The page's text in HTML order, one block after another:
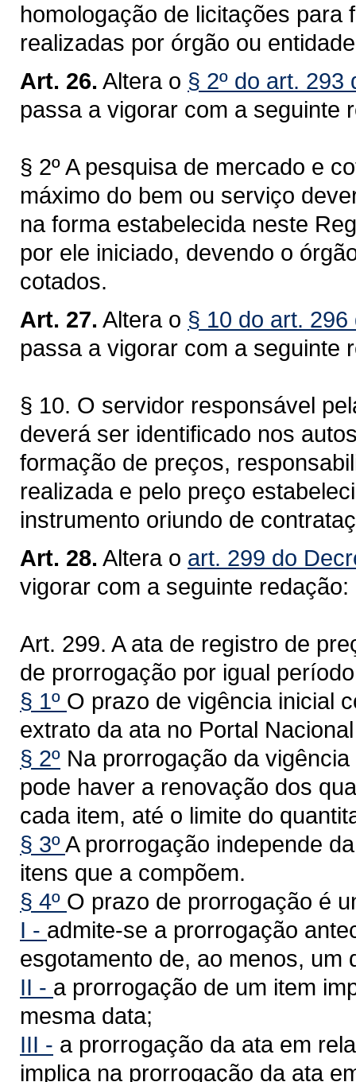
homologação de licitações
realizadas por órgão ou
Art. 26. Altera o § 2º do art. 293
passa a vigorar com a seguinte
§ 2º A pesquisa de mercado e
máximo do bem ou serviço
na forma estabelecida neste
por ele iniciado, devendo o
cotados.
Art. 27. Altera o § 10 do art. 296
passa a vigorar com a seguinte
§ 10. O servidor responsável
deverá ser identificado nos
formação de preços,
realizada e pelo preço
instrumento oriundo de
Art. 28. Altera o art. 299 do
vigorar com a seguinte redação:
Art. 299. A ata de registro de
de prorrogação por igual
§ 1º O prazo de vigência inicial
extrato da ata no Portal
§ 2º Na prorrogação da
pode haver a renovação dos
cada item, até o limite do
§ 3ºA prorrogação independe
itens que a compõem.
§ 4º O prazo de prorrogação é
I - admite-se a prorrogação
esgotamento de, ao menos, um
II - a prorrogação de um item
mesma data;
III - a prorrogação da ata em
implica na prorrogação da ata